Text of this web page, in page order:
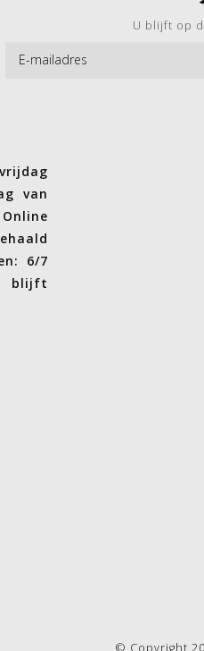
U blijft op
van
6/7
blijft
© Copyright